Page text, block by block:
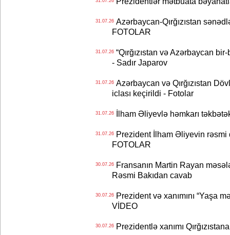
31.07.26Azərbaycan-Qırğızıstan
FOTOLAR
31.07.26“Qırğızıstan və Azərbaycan
- Sadır Japarov
31.07.26Azərbaycan və Qırğızıstan
iclası keçirildi - Fotolar
31.07.26İlham Əliyevlə həmkarı
31.07.26Prezident İlham Əliyevin rəsmi
FOTOLAR
30.07.26Fransanın Martin Rayan
Rəsmi Bakıdan cavab
30.07.26Prezident və xanımını “Yaşa
VİDEO
30.07.26Prezidentlə xanımı